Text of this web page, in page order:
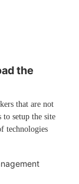
the
that are not
to setup the site
technologies